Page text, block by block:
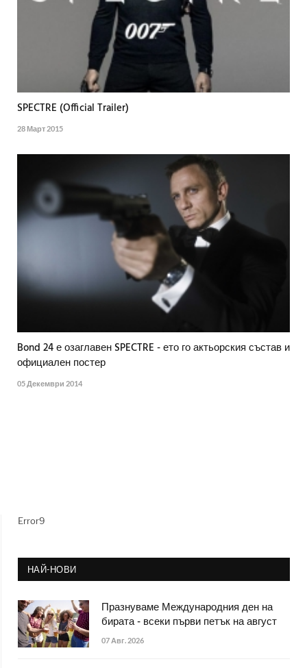
SPECTRE (Official Trailer)
28 Март 2015
Bond 24 е озаглавен SPECTRE - ето го актьорския състав и
официален постер
05 Декември 2014
Error9
НАЙ-НОВИ
Празнуваме Международния ден на
бирата - всеки първи петък на август
07 Авг. 2026